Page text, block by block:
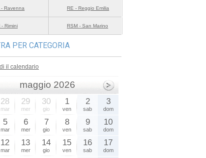
- Ravenna RE - Reggio Emilia
- Rimini RSM - San Marino
PER CATEGORIA
il calendario
maggio 2026
28
mar
29
mer
30
gio
1
ven
2
sab
3
dom
5
mar
6
mer
7
gio
8
ven
9
sab
10
dom
12
mar
13
mer
14
gio
15
ven
16
sab
17
dom